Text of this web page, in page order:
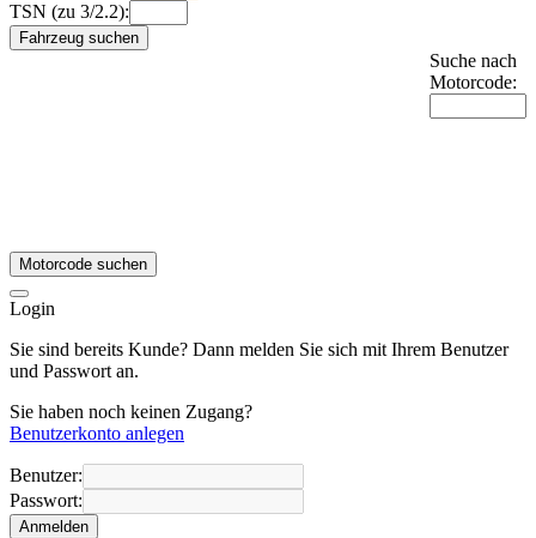
TSN (zu 3/2.2):
Fahrzeug suchen
Suche nach
Motorcode:
Motorcode suchen
Login
Sie sind bereits Kunde? Dann melden Sie sich mit Ihrem Benutzer
und Passwort an.
Sie haben noch keinen Zugang?
Benutzerkonto anlegen
Benutzer:
Passwort:
Anmelden